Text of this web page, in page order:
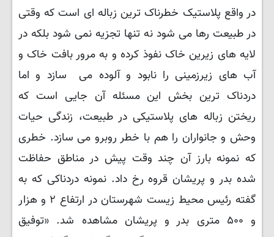
در واقع پلاستیک خطرناک ترین زباله ای است که وقتی
در طبیعت رها می شود نه تنها تجزیه نمی شود بلکه در
لایه های زیرین خاک نفوذ کرده و به مرور بافت خاک و
آب های زیرزمینی را نابود و آلوده می سازد و اما
دردناک ترین بخش این مسئله آن جایی است که
ریختن زباله های پلاستیکی در طبیعت، زندگی حیات
وحش و جانواران را هم با خطر روبرو می سازد. خطری
که نمونه بارز آن چند وقت پیش در مناطق حفاظت
شده بدر و پریشان قروه رخ داد. نمونه دردناکی که به
گفته رئیس محیط زیست شهرستان در ارتفاع ۲ و هزار
و ۵۰۰ متری بدر و پریشان مشاهده شد. «توفیق